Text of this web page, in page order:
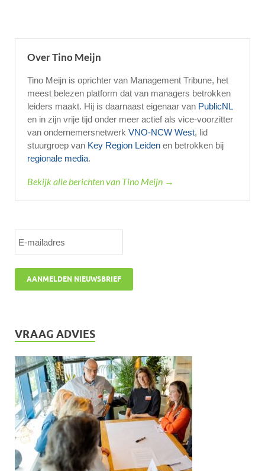
Over Tino Meijn
Tino Meijn is oprichter van Management Tribune, het
meest belezen platform dat van managers betrokken
leiders maakt. Hij is daarnaast eigenaar van PublicNL
en in zijn vrije tijd onder meer actief als vice-voorzitter
van ondernemersnetwerk VNO-NCW West, lid
stuurgroep van Key Region Leiden en betrokken bij
regionale media.
Bekijk alle berichten van Tino Meijn →
VRAAG ADVIES